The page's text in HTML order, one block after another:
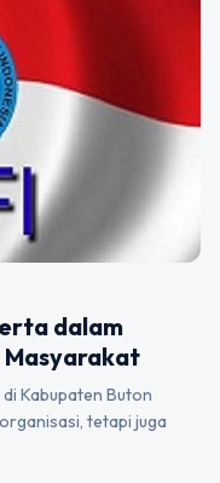
dalam
Masyarakat
Kabupaten Buton
tetapi juga